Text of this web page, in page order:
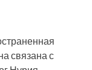
связана с